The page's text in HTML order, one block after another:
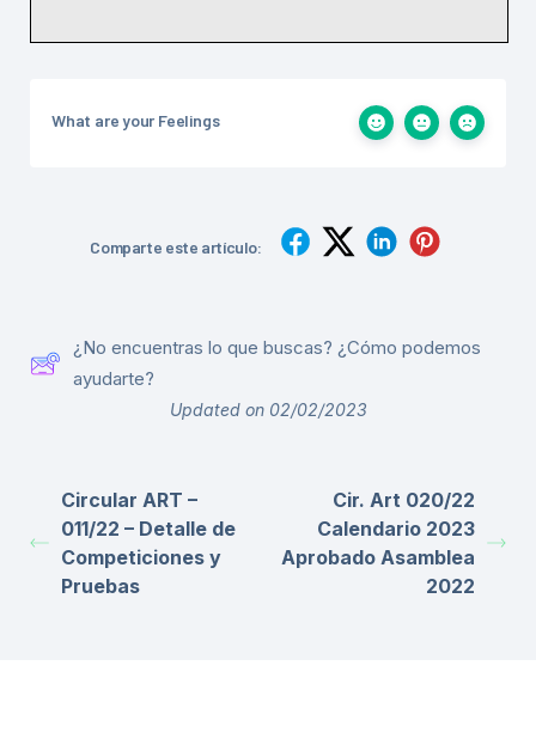
What are your Feelings
Comparte este artículo:
¿No encuentras lo que buscas? ¿Cómo podemos
ayudarte?
Updated on 02/02/2023
Circular ART –
011/22 – Detalle de
Competiciones y
Pruebas
Cir. Art 020/22
Calendario 2023
Aprobado Asamblea
2022